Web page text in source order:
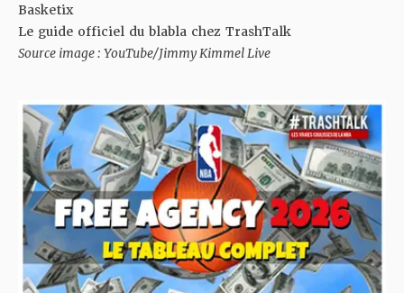
Basketix
Le guide officiel du blabla chez TrashTalk
Source image : YouTube/Jimmy Kimmel Live